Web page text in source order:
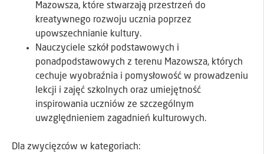
Mazowsza, które stwarzają przestrzeń do
kreatywnego rozwoju ucznia poprzez
upowszechnianie kultury.
Nauczyciele szkół podstawowych i
ponadpodstawowych z terenu Mazowsza, których
cechuje wyobraźnia i pomysłowość w prowadzeniu
lekcji i zajęć szkolnych oraz umiejętność
inspirowania uczniów ze szczególnym
uwzględnieniem zagadnień kulturowych.
Dla zwycięzców w kategoriach: